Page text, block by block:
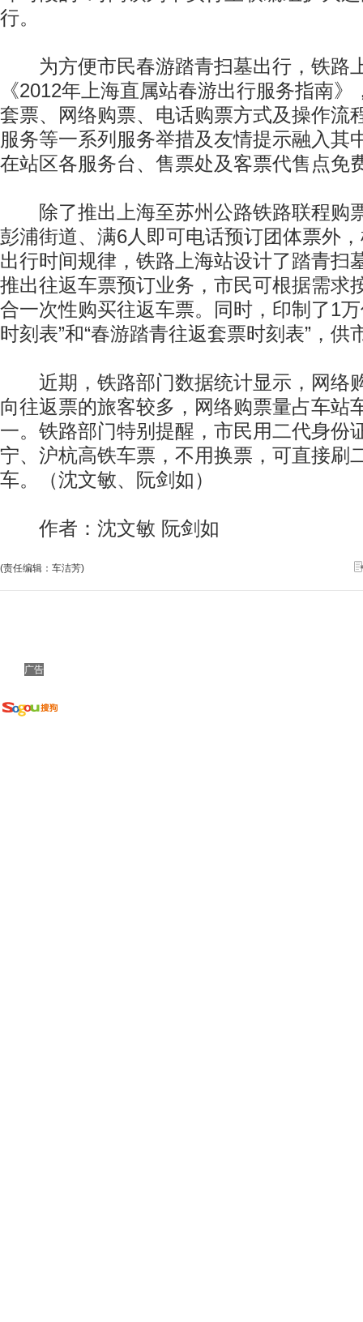
行。
为方便市民春游踏青扫墓出行，铁路
《2012年上海直属站春游出行服务指南
套票、网络购票、电话购票方式及操作流
服务等一系列服务举措及友情提示融入其
在站区各服务台、售票处及客票代售点免
除了推出上海至苏州公路铁路联程购
彭浦街道、满6人即可电话预订团体票外
出行时间规律，铁路上海站设计了踏青扫
推出往返车票预订业务，市民可根据需求
合一次性购买往返车票。同时，印制了1
时刻表”和“春游踏青往返套票时刻表”，供
近期，铁路部门数据统计显示，网络
向往返票的旅客较多，网络购票量占车站
一。铁路部门特别提醒，市民用二代身份
宁、沪杭高铁车票，不用换票，可直接刷
车。（沈文敏、阮剑如）
作者：沈文敏 阮剑如
(责任编辑：车洁芳)
广告